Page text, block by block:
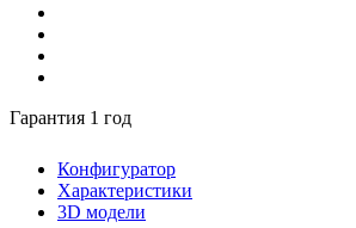
Гарантия 1 год
Конфигуратор
Характеристики
3D модели